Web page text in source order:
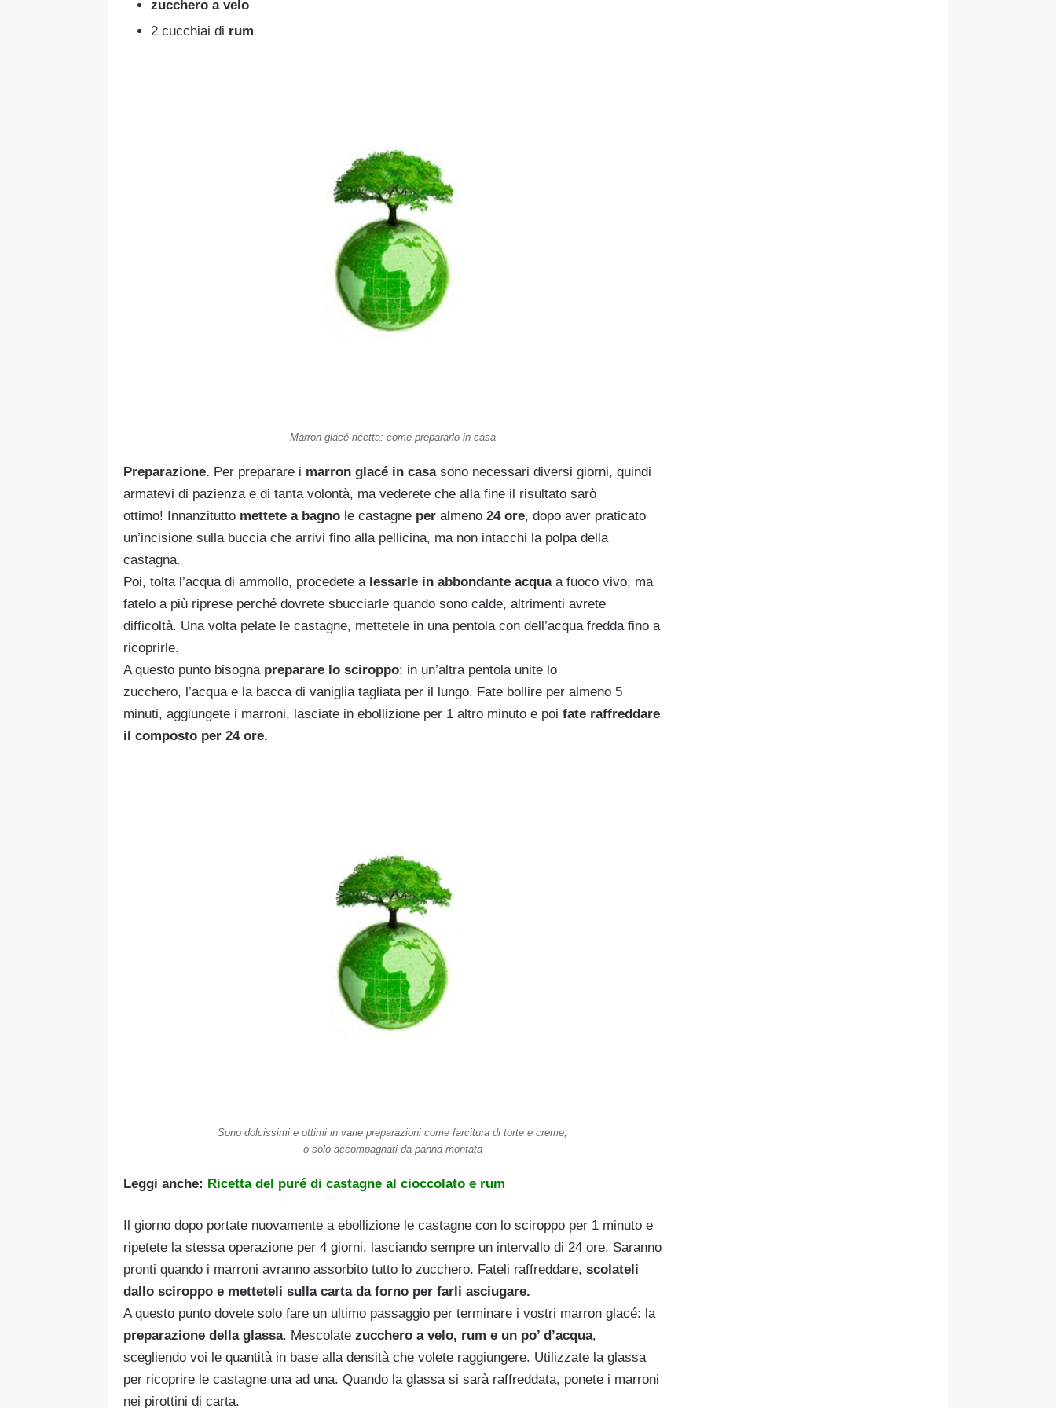
zucchero a velo
2 cucchiai di rum
Marron glacé ricetta: come prepararlo in casa
Preparazione. Per preparare i marron glacé in casasono necessari diversi giorni, quindi
armatevi di pazienza e di tanta volontà, ma vederete che alla fine il risultato sarò
ottimo! Innanzitutto mettete a bagno le castagne per almeno 24 ore, dopo aver praticato
un’incisione sulla buccia che arrivi fino alla pellicina, ma non intacchi la polpa della
castagna.
Poi, tolta l’acqua di ammollo, procedete a lessarle in abbondante acquaa fuoco vivo, ma
fatelo a più riprese perché dovrete sbucciarle quando sono calde, altrimenti avrete
difficoltà. Una volta pelate le castagne, mettetele in una pentola con dell’acqua fredda fino a
ricoprirle.
A questo punto bisogna preparare lo sciroppo: in un’altra pentola unite lo
zucchero, l’acqua e la bacca di vaniglia tagliata per il lungo. Fate bollire per almeno 5
minuti, aggiungete i marroni, lasciate in ebollizione per 1 altro minuto e poi fate raffreddare
il composto per 24 ore.
Sono dolcissimi e ottimi in varie preparazioni come farcitura di torte e creme,
o solo accompagnati da panna montata
Leggi anche: Ricetta del puré di castagne al cioccolato e rum
Il giorno dopo portate nuovamente a ebollizione le castagne con lo sciroppo per 1 minuto e
ripetete la stessa operazione per 4 giorni, lasciando sempre un intervallo di 24 ore. Saranno
pronti quando i marroni avranno assorbito tutto lo zucchero. Fateli raffreddare, scolateli
dallo sciroppo e metteteli sulla carta da forno per farli asciugare.
A questo punto dovete solo fare un ultimo passaggio per terminare i vostri marron glacé: la
preparazione della glassa. Mescolate zucchero a velo, rum e un po’ d’acqua,
scegliendo voi le quantità in base alla densità che volete raggiungere. Utilizzate la glassa
per ricoprire le castagne una ad una. Quando la glassa si sarà raffreddata, ponete i marroni
nei pirottini di carta.